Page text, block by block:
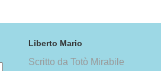
Liberto Mario
Scritto da Totò Mirabile